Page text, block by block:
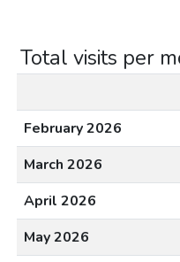
Total visits per
February 2026
March 2026
April 2026
May 2026